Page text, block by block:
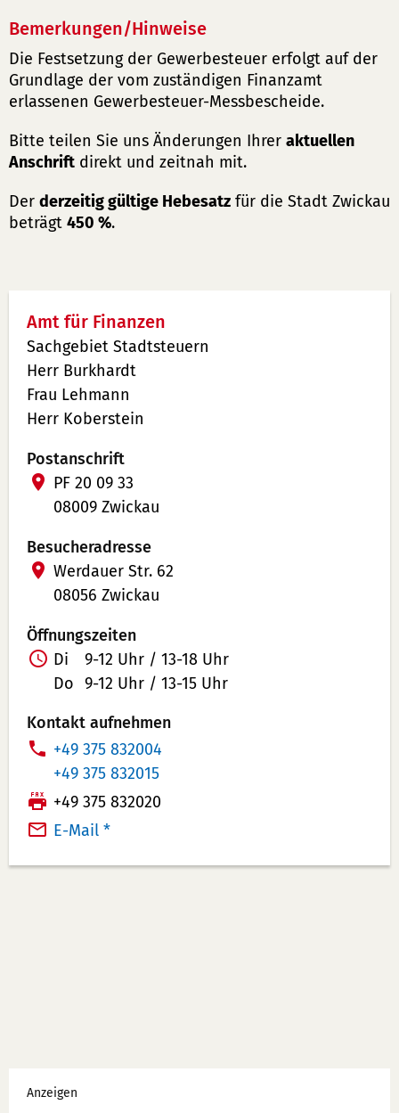
Bemerkungen/Hinweise
Die Festsetzung der Gewerbesteuer erfolgt auf der
Grundlage der vom zuständigen Finanzamt
erlassenen Gewerbesteuer-Messbescheide.
Bitte teilen Sie uns Änderungen Ihrer aktuellen
Anschrift direkt und zeitnah mit.
Der derzeitig gültige Hebesatz für die Stadt Zwickau
beträgt 450 %.
Amt für Finanzen
Sachgebiet Stadtsteuern
Herr Burkhardt
Frau Lehmann
Herr Koberstein
Postanschrift
PF 20 09 33
08009 Zwickau
Besucheradresse
Werdauer Str. 62
08056 Zwickau
Öffnungszeiten
Di
9-12 Uhr / 13-18 Uhr
Do 9-12 Uhr / 13-15 Uhr
Kontakt aufnehmen
T
e
l
e
o
+49 375 832004
T
e
l
f
+49 375 832015
F
a
+49 375 832020
E-Mail *
Werbung
Anzeigen